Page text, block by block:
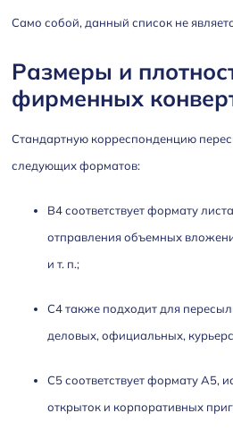
Само собой, данный список не
Размеры и
фирменных
Стандартную корреспонденцию
следующих форматов:
В4 соответствует формату
отправления объемных
и т. п.;
С4 также подходит для
деловых, официальных,
С5 соответствует формату А5,
открыток и корпоративных